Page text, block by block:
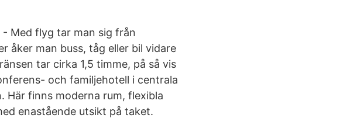
Med flyg tar man sig från
åker man buss, tåg eller bil vidare
tar cirka 1,5 timme, på så vis
och familjehotell i centrala
Här finns moderna rum, flexibla
enastående utsikt på taket.